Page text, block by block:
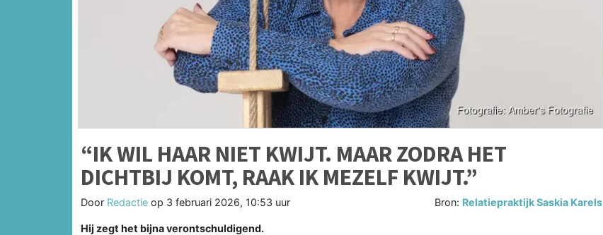
“IK WIL HAAR NIET KWIJT. MAAR ZODRA HET
DICHTBIJ KOMT, RAAK IK MEZELF KWIJT.”
Door Redactie op 3 februari 2026, 10:53 uur Bron: Relatiepraktijk Saskia Karels
Hij zegt het bijna verontschuldigend.